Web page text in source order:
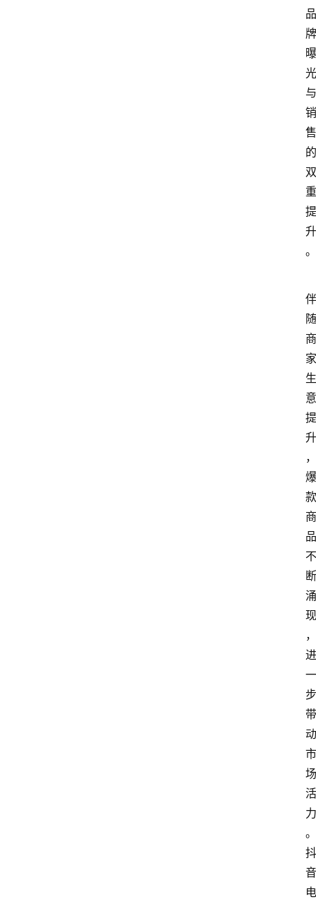
品
牌
曝
光
与
销
售
的
双
重
提
升
。
伴
随
商
家
生
意
提
升
，
爆
款
商
品
不
断
涌
现
，
进
一
步
带
动
市
场
活
力
。
抖
音
电